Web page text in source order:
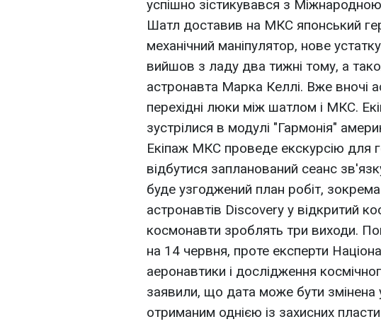
успішно зістикувався з
Шатл доставив на МКС японський
механічний маніпулятор, нове
вийшов з ладу два тижні тому, а
астронавта Марка Келлі. Вже вночі
перехідні люки між шатлом і МКС.
зустрілися в модулі "Гармонія"
Екіпаж МКС проведе екскурсію для
відбутися запланований сеанс
буде узгоджений план робіт,
астронавтів Discovery у відкритий
космонавти зроблять три виходи.
на 14 червня, проте експерти
аеронавтики і дослідження
заявили, що дата може бути
отриманим однією із захисних